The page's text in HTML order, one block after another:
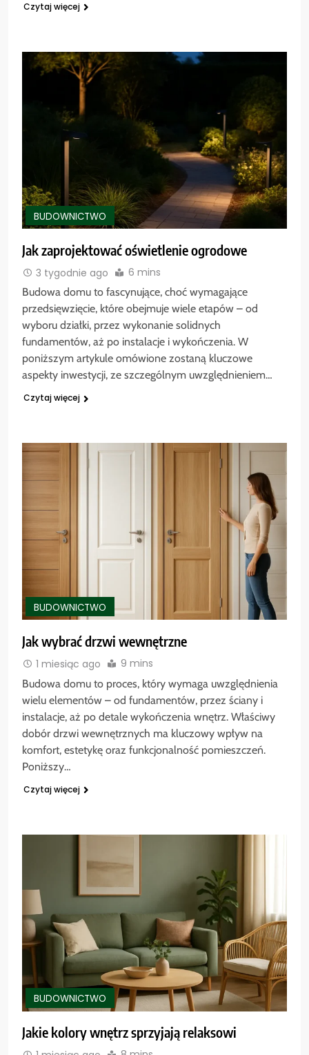
Czytaj więcej
BUDOWNICTWO
Jak zaprojektować oświetlenie ogrodowe
3 tygodnie ago 6 mins
Budowa domu to fascynujące, choć wymagające
przedsięwzięcie, które obejmuje wiele etapów – od
wyboru działki, przez wykonanie solidnych
fundamentów, aż po instalacje i wykończenia. W
poniższym artykule omówione zostaną kluczowe
aspekty inwestycji, ze szczególnym uwzględnieniem…
Czytaj więcej
BUDOWNICTWO
Jak wybrać drzwi wewnętrzne
1 miesiąc ago 9 mins
Budowa domu to proces, który wymaga uwzględnienia
wielu elementów – od fundamentów, przez ściany i
instalacje, aż po detale wykończenia wnętrz. Właściwy
dobór drzwi wewnętrznych ma kluczowy wpływ na
komfort, estetykę oraz funkcjonalność pomieszczeń.
Poniższy…
Czytaj więcej
BUDOWNICTWO
Jakie kolory wnętrz sprzyjają relaksowi